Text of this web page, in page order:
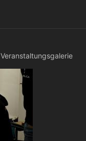
Veranstaltungsgalerie